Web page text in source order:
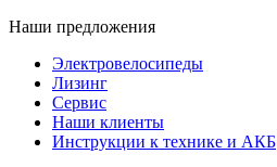
Наши предложения
Электровелосипеды
Лизинг
Сервис
Наши клиенты
Инструкции к технике и АКБ